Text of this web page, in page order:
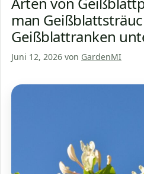
man
Geißblattranken
Juni 12, 2026 von GardenMI